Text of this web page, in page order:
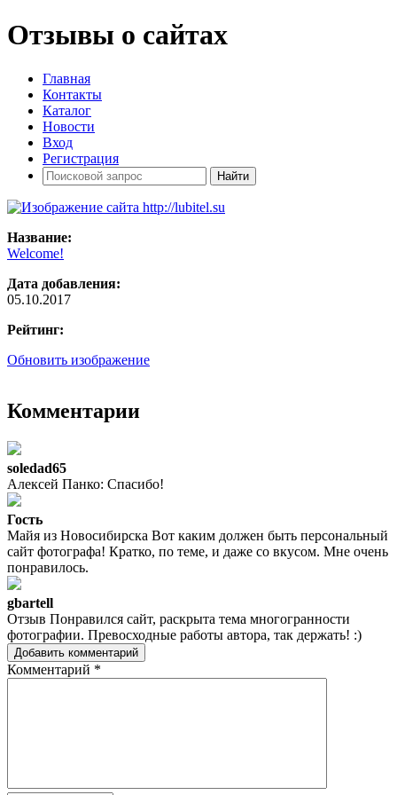
Отзывы о сайтах
Главная
Контакты
Каталог
Новости
Вход
Регистрация
Название:
Welcome!
Дата добавления:
05.10.2017
Рейтинг:
Обновить изображение
Комментарии
soledad65
Алексей Панко: Спасибо!
Гость
Майя из Новосибирска Вот каким должен быть персональный
сайт фотографа! Кратко, по теме, и даже со вкусом. Мне очень
понравилось.
gbartell
Отзыв Понравился сайт, раскрыта тема многогранности
фотографии. Превосходные работы автора, так держать! :)
Добавить комментарий
Комментарий *